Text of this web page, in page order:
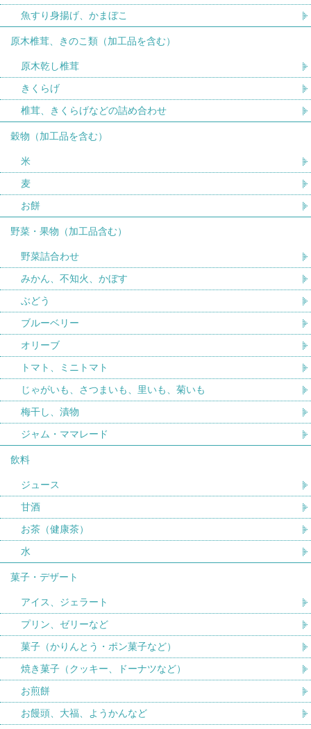
魚すり身揚げ、かまぼこ
原木椎茸、きのこ類（加工品を含む）
原木乾し椎茸
きくらげ
椎茸、きくらげなどの詰め合わせ
穀物（加工品を含む）
米
麦
お餅
野菜・果物（加工品含む）
野菜詰合わせ
みかん、不知火、かぼす
ぶどう
ブルーベリー
オリーブ
トマト、ミニトマト
じゃがいも、さつまいも、里いも、菊いも
梅干し、漬物
ジャム・ママレード
飲料
ジュース
甘酒
お茶（健康茶）
水
菓子・デザート
アイス、ジェラート
プリン、ゼリーなど
菓子（かりんとう・ポン菓子など）
焼き菓子（クッキー、ドーナツなど）
お煎餅
お饅頭、大福、ようかんなど